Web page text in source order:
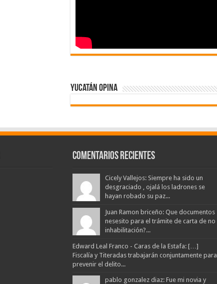
Yucatán Opina
Comentarios Recientes
Cicely Vallejos: Siempre ha sido un
desgraciado , ojalá los ladrones se
hayan robado su paz...
Juan Ramon briceño: Que documentos
nesesito para el trámite de carta de no
inhabilitación?...
Edward Leal Franco - Caras de la Estafa: […]
Fiscalía y Titeradas trabajarán conjuntamente para
prevenir el delito...
pablo gonzalez diaz: Fue mi novia y